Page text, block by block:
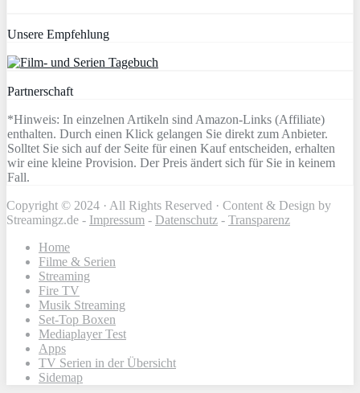
Unsere Empfehlung
Partnerschaft
*Hinweis: In einzelnen Artikeln sind Amazon-Links (Affiliate)
enthalten. Durch einen Klick gelangen Sie direkt zum Anbieter.
Solltet Sie sich auf der Seite für einen Kauf entscheiden, erhalten
wir eine kleine Provision. Der Preis ändert sich für Sie in keinem
Fall.
Copyright © 2024 · All Rights Reserved · Content & Design by
Streamingz.de - Impressum - Datenschutz - Transparenz
Home
Filme & Serien
Streaming
Fire TV
Musik Streaming
Set-Top Boxen
Mediaplayer Test
Apps
TV Serien in der Übersicht
Sidemap